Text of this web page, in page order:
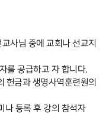
사님 중에 교회나 선교지
를 공급하고 자 합니다.
헌금과 생명사역훈련원의
나 등록 후 강의 참석자